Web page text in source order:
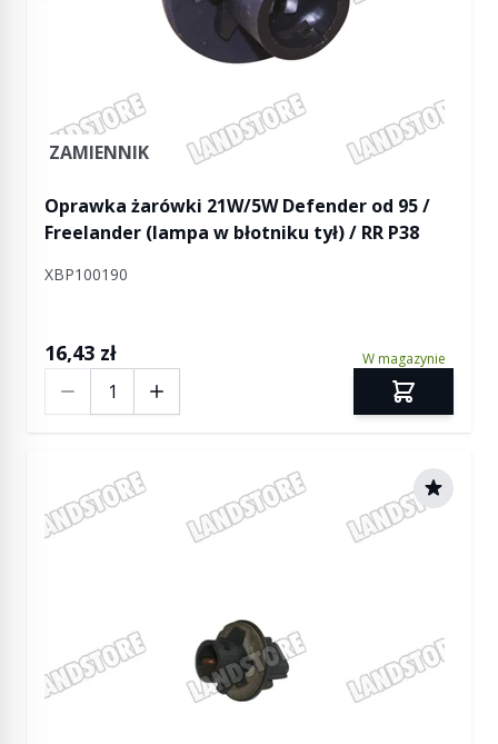
ZAMIENNIK
Oprawka żarówki 21W/5W Defender od 95 /
Freelander (lampa w błotniku tył) / RR P38
XBP100190
16,43 zł W magazynie